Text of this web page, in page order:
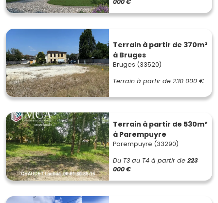
000 €
Terrain à partir de 370m²
à Bruges
Bruges (33520)
Terrain à partir de 230 000 €
Terrain à partir de 530m²
à Parempuyre
Parempuyre (33290)
Du T3 au T4 à partir de 223
000 €